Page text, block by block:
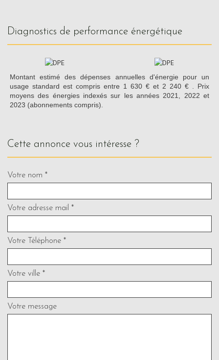
diagnostics de performance énergétique
Montant estimé des dépenses annuelles d'énergie pour un
usage standard est compris entre 1 630 € et 2 240 € . Prix
moyens des énergies indexés sur les années 2021, 2022 et
2023 (abonnements compris).
cette annonce vous intéresse ?
Votre nom *
Votre adresse mail *
Votre Téléphone *
Votre ville *
Votre message